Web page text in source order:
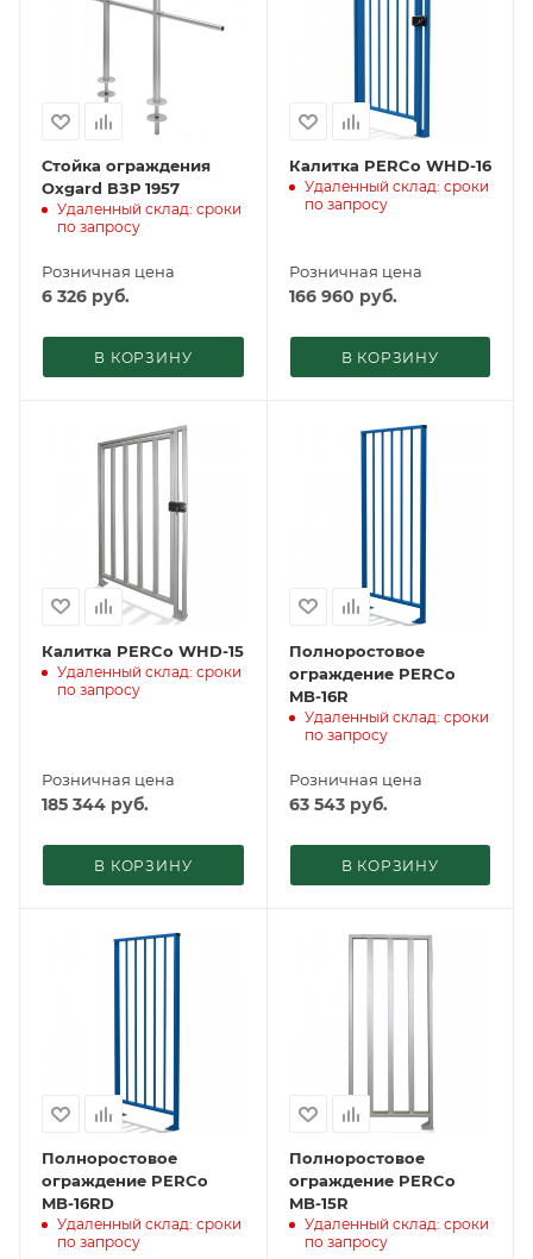
Стойка ограждения
Oxgard ВЗР 1957
Удаленный склад: сроки
по запросу
Розничная цена
6 326 руб.
В КОРЗИНУ
Калитка PERCo WHD-16
Удаленный склад: сроки
по запросу
Розничная цена
166 960 руб.
В КОРЗИНУ
Калитка PERCo WHD-15
Удаленный склад: сроки
по запросу
Розничная цена
185 344 руб.
В КОРЗИНУ
Полноростовое
ограждение PERCo
MB-16R
Удаленный склад: сроки
по запросу
Розничная цена
63 543руб.
В КОРЗИНУ
Полноростовое
ограждение PERCo
MB-16RD
Удаленный склад: сроки
по запросу
Полноростовое
ограждение PERCo
MB-15R
Удаленный склад: сроки
по запросу